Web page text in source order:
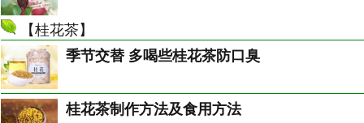
【桂花茶】
季节交替 多喝些桂花茶防口臭
桂花茶制作方法及食用方法